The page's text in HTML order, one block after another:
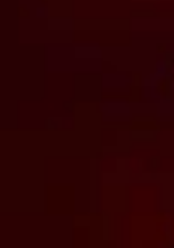
で、くびれでグラ